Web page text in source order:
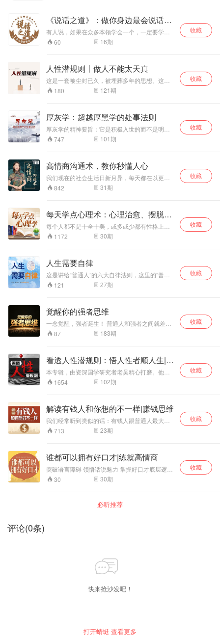
阶层的跃迁。
《说话之道》：做你身边最会说话的
人
有人说，如果在众多本领学会一个，一定要学会
演讲。 时代变迁，即算是万物更迭，沟通、表
达、说话、交往，永恒不会被淘汰。 当今，说话
腹经纶，说不出，也是徒劳无功。 当众演讲，不
光是领导力与影响力的体现，更是直接把控人心
的工具。 无论是生活，还是工作，说话与表达能
力的强弱，都至关重要。 我愿与你一道，踏步前
行，高歌而唱，助你成为圈子中，最会说话的
60 16期
收藏
人性潜规则丨做人不能太天真
这是一套被尘封已久，被埋葬多年的思想。这是
一个所有成功者不愿告诉你的秘密。为什么你被
伤害，被玩弄，被利用，被欺辱，遭背叛，总失
相，人性学是从古至今帝王将相从不外传的家传
绝学。历史的任何一个朝代，都有两套知识。 通
人性者，通金钱。通人性者，通幸福。真正的高
手都是人性大师，他们懂得一眼洞穿人性，操控
180 121期
收藏
厚灰学：超越厚黑学的处事法则
厚灰学的精神要旨：它是积极入世的而不是明哲
保身的。它是具有理性与人性色彩的而不是阴暗
的险恶的；它是长期有效的而不是暂时功利的；
多事例证实可行的而不是随便忽悠人的。具有大
胆而不蛮干的“厚”之精神，再把“灰度”掌握好了，
利用一些为人处世的技巧，那么，你一定可以左
右逢源。
747 101期
收藏
高情商沟通术，教你秒懂人心
我们现在的社会生活日新月异，每天都在以更快
的速度前进，但是与之同步发展的心理建设却面
临“被停工”的命运，必须不断正视自己的内心，生
实现人生逆袭。迷茫、不知、无措、痛苦……各
种情绪翻涌而来，不断压迫我们的生活，腐蚀我
们的心灵。生活低迷、工作怠慢、感情不顺……
各种各样的心理问题也随之而来。 不要着急，心
理导师分享几个个妙招立马摆脱负面情绪。当然
中，汇总了现下人们的各种心理焦虑，还原生活
场景，尽最大可能帮你解决心理问题。
842 31期
收藏
每天学点心理术：心理治愈、摆脱敏
感
每个人都不是十全十美，或多或少都有性格上的
残缺，你可能会因为自己的“残缺”厌恶自己、打击
自己、封闭自己。而心理学会告诉你：残缺是光
的，那个是错的，它只会引导你去了解你自己，
接受你自己，以及告诉你应该怎样发展自己的潜
能和特质，正确地认识自己、进行决策,避免谣言
干扰我们的大脑。 了解自己，你就能更容易体谅
别人，和别人共情，知道他们想要的是什么，从
是在了解人与人之间的关系，与人相处时知道为
人处世之道。 生活中无时无刻不在显现着心理学
的身影，你懂了，生活就顺了。在人人都需要懂
点心理术的现代社会，知道些心理学知识，生活
和自我完善的救赎心理学。
1172 30期
收藏
人生需要自律
这是讲给“普通人”的六大自律法则，这里的“普通
人”，是指意志力普通的人。所谓意志力普通，就
是指： 明明下定决心每天晚上睡前要读书，结果
动减肥，结果第二天闹钟一响，一翻身又睡了；
明明下定决心不对孩子吼叫，结果脾气上来，又
不管不顾了。
121 27期
收藏
觉醒你的强者思维
一念觉醒，强者诞生！ 普通人和强者之间就差这
个强者思维！强者思维造就强者，弱者思维造就
弱者。 你是穷是富？是什么阶层？过的怎么样？
变，也得从思维这个源头上来改变。 但如何改变
呢？如何才能让自己拥有强者思维呢？这强者思
维的秘籍何在呢？ 幸运之人，你来对地方了！ 15
年的潜心研究后，一场绝地逆袭的邀约，一扇专
为不甘平庸者敞开的门，已然呈现在你的面
假，敢不敢赌上一把？用心聆听《觉醒你的强者
思维》，从此让自己的思维蜕变，开启不属于普
通人的强者之旅……
87 183期
收藏
看透人性潜规则：悟人性者顺人生|提
升格局
本专辑，由资深国学研究者老吴精心打磨。他将
凭借深厚的学术积淀与丰富的人生阅历，深入剖
析人性背后的隐秘规则。从日常交往里的微妙心
建起全面且清晰的人性认知框架。让你告别因人
性迷茫而产生的踌躇，真正理解人性、顺应人
性，进而借由人性的力量，在人生的道路上一路
顺遂，开启属于自己的高光旅程。
1654 102期
收藏
解读有钱人和你想的不一样|赚钱思维
我们经常听到类似的话：有钱人跟普通人最大的
差别，不是金钱，而是思维方式。但这种思维方
式到底是什么，却很少有人说清楚。本专辑就是
你那些有所局限而消极的想法、习惯和行动。 拥
有15年以上的高管经验的孙春岭老师，深入解读
《有钱人和你想的不一样》，结合自身创业、管
理、经商经验，用通俗易懂的方式带你真正了解
财富法则，从资源、投资、理性、共识等多个方
713 23期
收藏
谁都可以拥有好口才|练就高情商
突破语言障碍 领悟话说魅力 掌握好口才底层逻辑
学会说服的语言精髓 你是否害怕当众表达？ 你是
否讲话缺乏逻辑？ 你是否表达冷冰冰处处碰壁？
滔滔不绝，而是表明意图，达到沟通目的。能让
别人能听你说话，是一种能力表现。好口才往往
点，实现自我价值，事业更上一层楼。生活中也
能扩大社交人脉，赢得大家的喜爱。 【适合谁
算的职场精英 3. 想到做好会议发言的管理者 4. 想
要提升自信的年轻人 5. 不会沟通与社会脱节的宝
30 30期
收藏
必听推荐
评论(0条)
快来抢沙发吧！
打开蜻蜓 查看更多